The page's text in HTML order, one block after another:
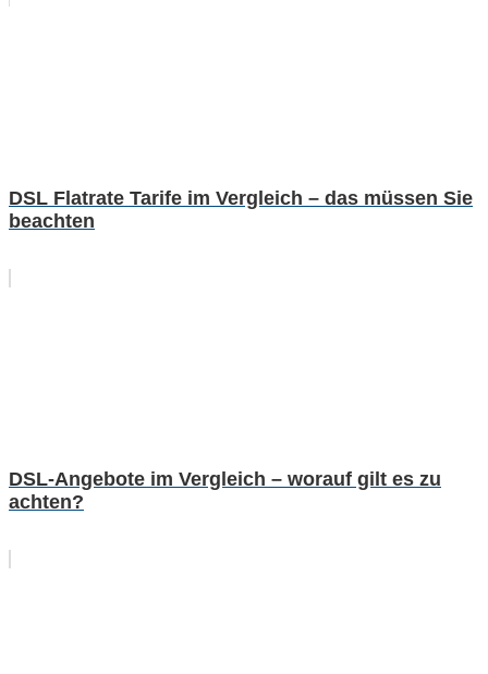
DSL Flatrate Tarife im Vergleich – das müssen Sie
beachten
DSL-Angebote im Vergleich – worauf gilt es zu
achten?